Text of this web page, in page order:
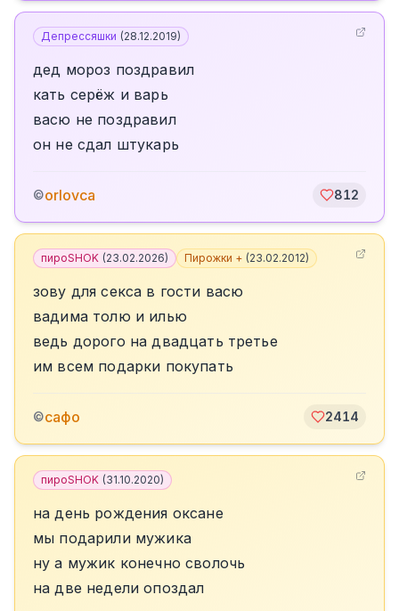
Депрессяшки (28.12.2019)
дед мороз поздравил
кать серёж и варь
васю не поздравил
он не сдал штукарь
©orlovca 812
пироSHOK (23.02.2026) Пирожки + (23.02.2012)
зову для секса в гости васю
вадима толю и илью
ведь дорого на двадцать третье
им всем подарки покупать
©сафо 2414
пироSHOK (31.10.2020)
на день рождения оксане
мы подарили мужика
ну а мужик конечно сволочь
на две недели опоздал